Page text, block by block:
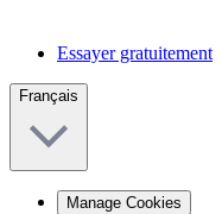
Essayer gratuitement
Français
Manage Cookies